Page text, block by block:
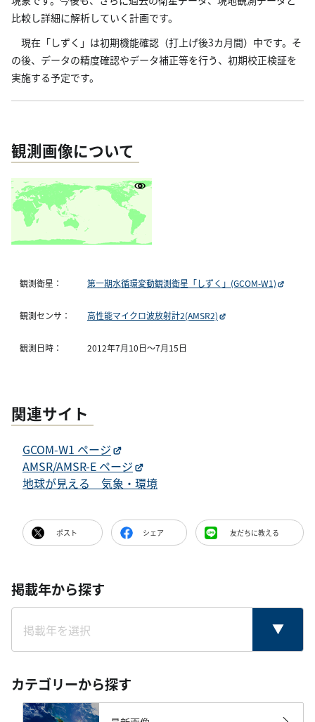
比較し詳細に解析していく計画です。
現在「しずく」は初期機能確認（打上げ後3カ月間）中です。そ
の後、データの精度確認やデータ補正等を行う、初期校正検証を
実施する予定です。
観測画像について
観測衛星： 第一期水循環変動観測衛星「しずく」(GCOM-W1)
観測センサ： 高性能マイクロ波放射計2(AMSR2)
観測日時： 2012年7月10日〜7月15日
関連サイト
GCOM-W1 ページ
AMSR/AMSR-E ページ
地球が見える 気象・環境
ポスト シェア 友だちに教える
掲載年から探す
カテゴリーから探す